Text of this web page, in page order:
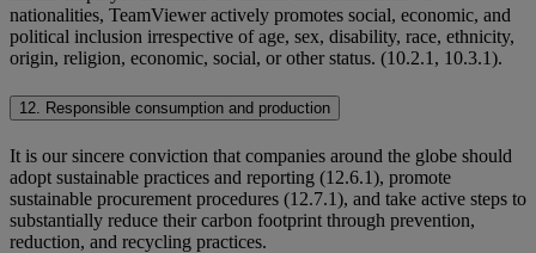
nationalities, TeamViewer actively promotes social, economic, and
political inclusion irrespective of age, sex, disability, race, ethnicity,
origin, religion, economic, social, or other status. (10.2.1, 10.3.1).
12. Responsible consumption and production
It is our sincere conviction that companies around the globe should
adopt sustainable practices and reporting (12.6.1), promote
sustainable procurement procedures (12.7.1), and take active steps to
substantially reduce their carbon footprint through prevention,
reduction, and recycling practices.